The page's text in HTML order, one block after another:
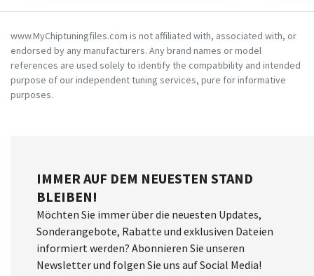
www.MyChiptuningfiles.com is not affiliated with, associated with, or
endorsed by any manufacturers. Any brand names or model
references are used solely to identify the compatibility and intended
purpose of our independent tuning services, pure for informative
purposes.
IMMER AUF DEM NEUESTEN STAND
BLEIBEN!
Möchten Sie immer über die neuesten Updates,
Sonderangebote, Rabatte und exklusiven Dateien
informiert werden? Abonnieren Sie unseren
Newsletter und folgen Sie uns auf Social Media!